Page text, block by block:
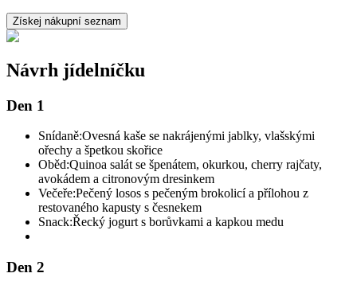
Získej nákupní seznam
Návrh jídelníčku
Den 1
Snídaně:Ovesná kaše se nakrájenými jablky, vlašskými
ořechy a špetkou skořice
Oběd:Quinoa salát se špenátem, okurkou, cherry rajčaty,
avokádem a citronovým dresinkem
Večeře:Pečený losos s pečeným brokolicí a přílohou z
restovaného kapusty s česnekem
Snack:Řecký jogurt s borůvkami a kapkou medu
Den 2